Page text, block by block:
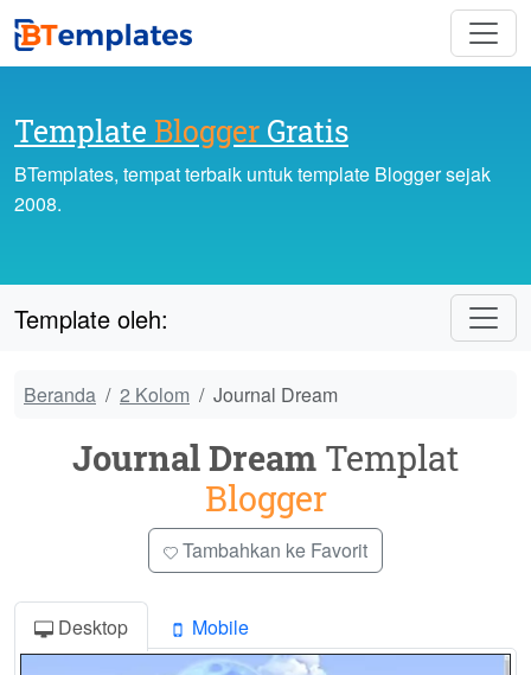
Template Blogger Gratis
BTemplates, tempat terbaik untuk template Blogger sejak
2008.
Template oleh:
Beranda 2 Kolom Journal Dream
Journal Dream Templat
Blogger
Tambahkan ke Favorit
Desktop Mobile